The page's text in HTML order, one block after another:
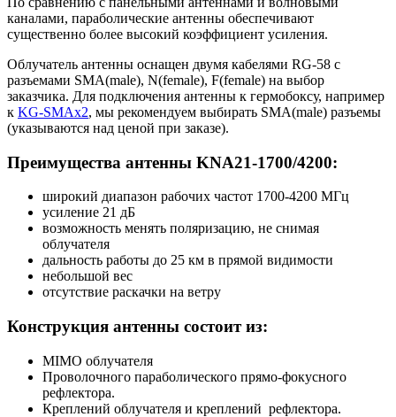
каналами, параболические антенны обеспечивают
существенно более высокий коэффициент усиления.
Облучатель антенны оснащен двумя кабелями RG-58 с
разъемами SMA(male), N(female), F(female) на выбор
заказчика. Для подключения антенны к гермобоксу, например
к KG-SMAx2, мы рекомендуем выбирать SMA(male) разъемы
(указываются над ценой при заказе).
Преимущества антенны KNA21-1700/4200:
широкий диапазон рабочих частот 1700-4200 МГц
усиление 21 дБ
возможность менять поляризацию, не снимая
облучателя
дальность работы до 25 км в прямой видимости
небольшой вес
отсутствие раскачки на ветру
Конструкция антенны состоит из:
MIMO облучателя
Проволочного параболического прямо-фокусного
рефлектора.
Креплений облучателя и креплений рефлектора.